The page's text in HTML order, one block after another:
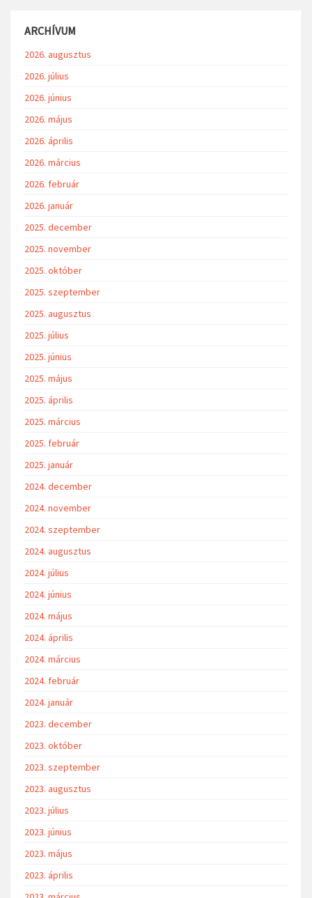
ARCHÍVUM
2026. augusztus
2026. július
2026. június
2026. május
2026. április
2026. március
2026. február
2026. január
2025. december
2025. november
2025. október
2025. szeptember
2025. augusztus
2025. július
2025. június
2025. május
2025. április
2025. március
2025. február
2025. január
2024. december
2024. november
2024. szeptember
2024. augusztus
2024. július
2024. június
2024. május
2024. április
2024. március
2024. február
2024. január
2023. december
2023. október
2023. szeptember
2023. augusztus
2023. július
2023. június
2023. május
2023. április